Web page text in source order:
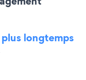
longtemps